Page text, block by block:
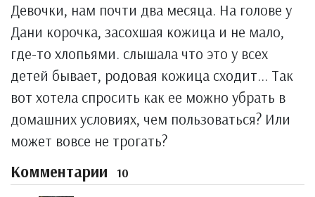
Девочки, нам почти два месяца. На голове у
Дани корочка, засохшая кожица и не мало,
где-то хлопьями. слышала что это у всех
детей бывает, родовая кожица сходит... Так
вот хотела спросить как ее можно убрать в
домашних условиях, чем пользоваться? Или
может вовсе не трогать?
Комментарии 10